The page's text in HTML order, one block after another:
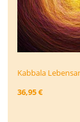
Kabbala
36,95 €